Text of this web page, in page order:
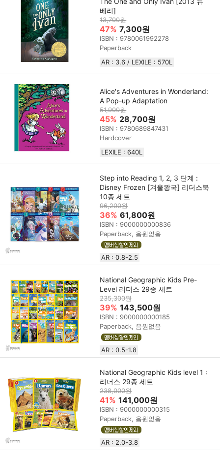
베리]
13,700원
47% 7,300원
ISBN : 9780061992278
Paperback
AR : 3.6 / LEXILE : 570L
Alice's Adventures in Wonderland:
A Pop-up Adaptation
51,900원
45% 28,700원
ISBN : 9780689847431
Hardcover
LEXILE : 640L
Step into Reading 1, 2, 3 단계 :
Disney Frozen [겨울왕국] 리더스북
10종 세트
96,200원
36% 61,800원
ISBN : 9000000000836
Paperback, 음원없음
AR : 0.8-2.5
National Geographic Kids Pre-
Level 리더스 29종 세트
235,300원
39% 143,500원
ISBN : 9000000000185
Paperback, 음원없음
AR : 0.5-1.8
National Geographic Kids level 1 :
리더스 29종 세트
238,000원
41% 141,000원
ISBN : 9000000000315
Paperback, 음원없음
AR : 2.0-3.8